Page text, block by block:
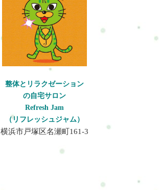
整体とリラクゼーション
の自宅サロン
Refresh Jam
（リフレッシュジャム）
横浜市戸塚区名瀬町161-3